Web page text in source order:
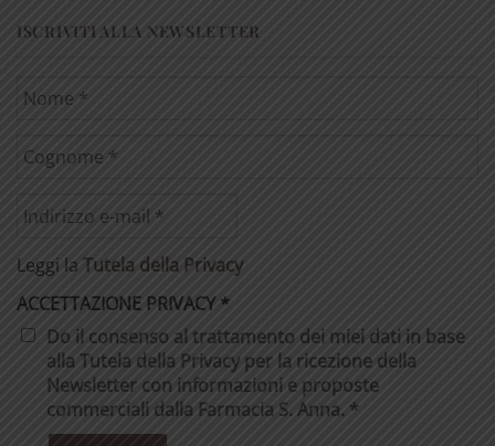
ISCRIVITI ALLA NEWSLETTER
Leggi la Tutela della Privacy
ACCETTAZIONE PRIVACY*
Do il consenso al trattamento dei miei dati in base
alla Tutela della Privacy per la ricezione della
Newsletter con informazioni e proposte
commerciali dalla Farmacia S. Anna. *